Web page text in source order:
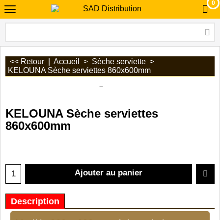
0
<< Retour Accueil > Sèche serviette >
KELOUNA Sèche serviettes 860x600mm
KELOUNA Sèche serviettes
860x600mm
Ajouter au panier
Description